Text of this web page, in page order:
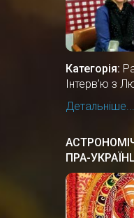
Категорія:
Інтерв’ю з
Детальніше...
ПРА-